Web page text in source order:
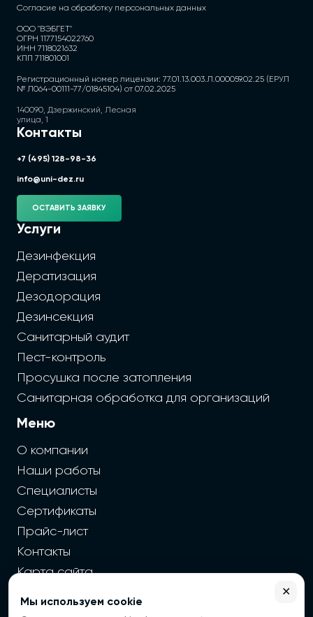
Согласие на обработку персональных данных
ООО "ВЭБГЕТ"
ОГРН 1177154022760
ИНН 7118021632
КПП 711801001
Регистрационный номер лицензии: 77.01.13.003.Л.000059.02.25 (ЕРУЛ
№ Л064-00111-77/01845104) от 07.02.2025
140090, Дзержинский, Лесная
улица, 1
Контакты
+7 (495) 128-98-36
info@uni-dez.ru
ОСТАВИТЬ ЗАЯВКУ
Услуги
Дезинфекция
Дератизация
Дезодорация
Дезинсекция
Санитарный аудит
Пест-контроль
Просушка после затопления
Санитарная обработка для организаций
Меню
О компании
Наши работы
Специалисты
Сертификаты
Прайс-лист
Контакты
Карта сайта
Мы используем cookie
✕